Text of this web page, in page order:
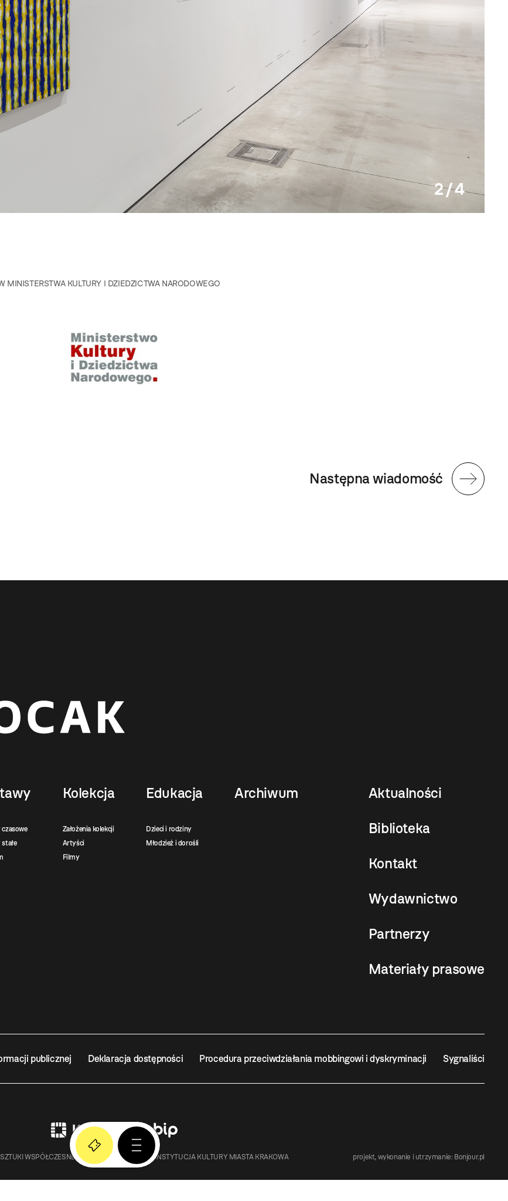
2 / 4
KULTURY I DZIEDZICTWA NARODOWEGO
Następna wiadomość
Kolekcja
Założenia kolekcji
Artyści
Filmy
Edukacja
Dzieci i rodziny
Młodzież i dorośli
Archiwum Aktualności
Biblioteka
Kontakt
Wydawnictwo
Partnerzy
Materiały prasowe
publicznej Deklaracja dostępności Procedura przeciwdziałania mobbingowi i dyskryminacji Sygnaliści
WSPÓŁCZESNEJ W KRAKOWIE MOCAK – INSTYTUCJA KULTURY MIASTA KRAKOWA projekt, wykonanie i utrzymanie: Bonjour.pl